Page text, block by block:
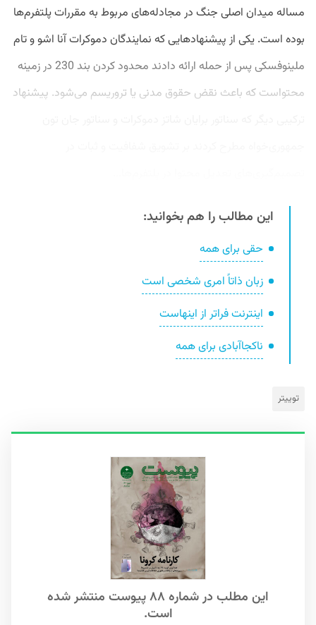
مساله میدان اصلی جنگ در مجادله‌های مربوط به مقررات پلتفرم‌ها
بوده است. یکی از پیشنهادهایی که نمایندگان دموکرات آنا اشو و تام
ملینوفسکی پس از حمله ارائه دادند محدود کردن بند 230 در زمینه
محتواست که باعث نقض حقوق مدنی یا تروریسم می‌شود. پیشنهاد
این مطالب را هم بخوانید:
حقی برای همه
زبان ذاتاً امری شخصی است
اینترنت فراتر از اینهاست
ناکجاآبادی برای همه
توییتر
این مطلب در شماره ۸۸ پیوست منتشر شده
است.